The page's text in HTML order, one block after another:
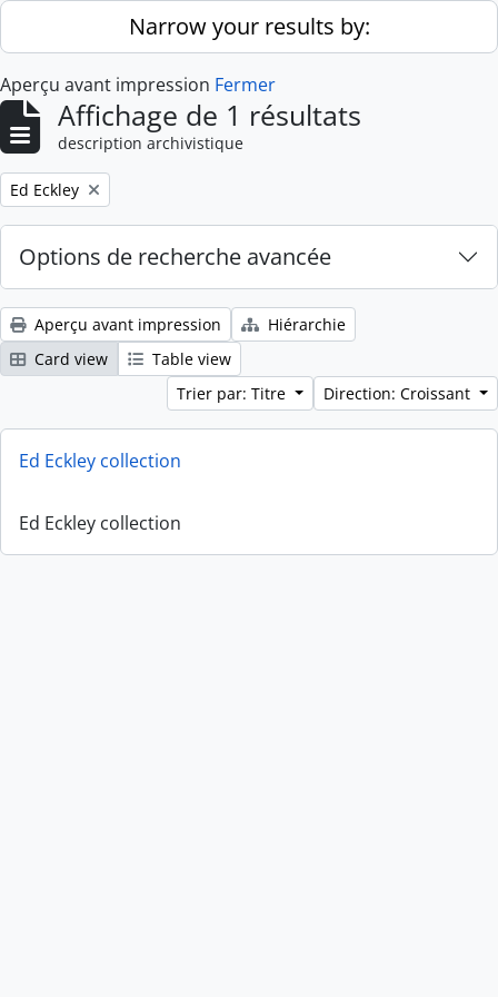
Skip to main contentNarrow your results by:
Aperçu avant impression Fermer
Affichage de 1 résultats
description archivistique
Remove filter:
Ed Eckley
Options de recherche avancée
Aperçu avant impression
Hiérarchie
Card view
Table view
Trier par: Titre
Direction: Croissant
Ed Eckley collection
Ed Eckley collection